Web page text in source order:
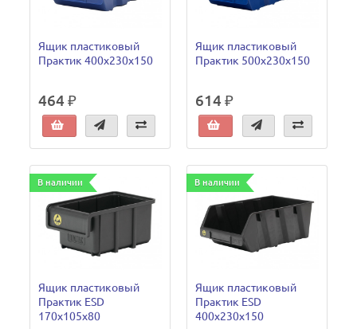
Ящик пластиковый
Практик 400x230x150
464 ₽
Ящик пластиковый
Практик 500x230x150
614 ₽
В наличии
Ящик пластиковый
Практик ESD
170x105x80
В наличии
Ящик пластиковый
Практик ESD
400x230x150